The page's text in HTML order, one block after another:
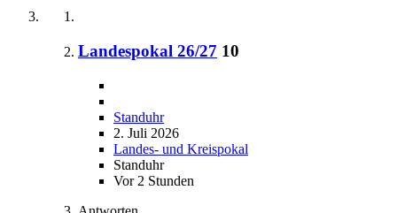
Landespokal 26/27 10
Standuhr
2. Juli 2026
Landes- und Kreispokal
Standuhr
Vor 2 Stunden